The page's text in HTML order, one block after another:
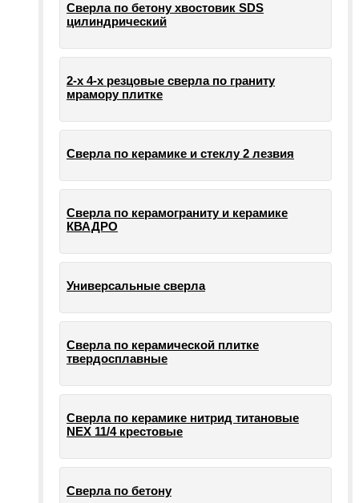
Сверла по бетону хвостовик SDS
цилиндрический
2-х 4-х резцовые сверла по граниту
мрамору плитке
Сверла по керамике и стеклу 2 лезвия
Сверла по керамограниту и керамике
КВАДРО
Универсальные сверла
Сверла по керамической плитке
твердосплавные
Сверла по керамике нитрид титановые
NEX 11/4 крестовые
Сверла по бетону